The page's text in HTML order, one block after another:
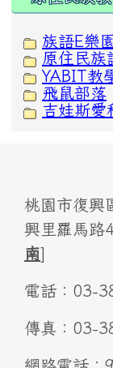
族語E樂園
原住民族
YABIT教
飛鼠部落
吉娃斯愛
桃園市復興
興里羅馬路
南]
電話：03-
傳真：03-
網路電話：